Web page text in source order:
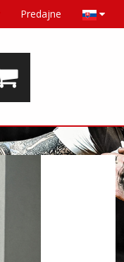
Predajne